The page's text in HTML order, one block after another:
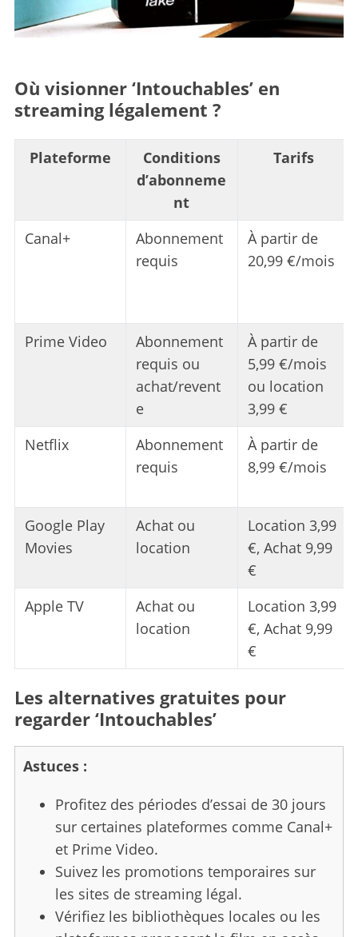
Où visionner ‘Intouchables’ en
streaming légalement ?
Plateforme
Conditions
d’abonneme
nt
Tarifs
Canal+
Abonnement
requis
À partir de
20,99 €/mois
Prime Video
Abonnement
requis ou
achat/revent
e
À partir de
5,99 €/mois
ou location
3,99 €
Netflix
Abonnement
requis
À partir de
8,99 €/mois
Google Play
Movies
Achat ou
location
Location 3,99
€, Achat 9,99
€
Apple TV
Achat ou
location
Location 3,99
€, Achat 9,99
€
Les alternatives gratuites pour
regarder ‘Intouchables’
Astuces :
Profitez des périodes d’essai de 30 jours
sur certaines plateformes comme Canal+
et Prime Video.
Suivez les promotions temporaires sur
les sites de streaming légal.
Vérifiez les bibliothèques locales ou les